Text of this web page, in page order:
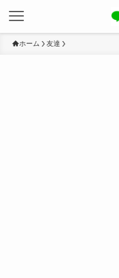
ホーム 友達